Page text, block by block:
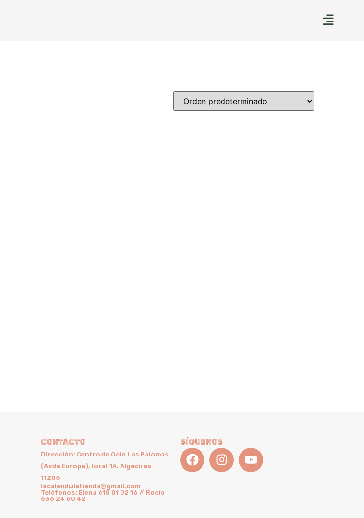
CONTACTO
Dirección: Centro de Ocio Las Palomas
(Avda Europa), local 1A. Algeciras
11205
lacalendulatienda@gmail.com
Teléfonos: Elena 610 01 02 16 // Rocío
636 24 60 42
SÍGUENOS